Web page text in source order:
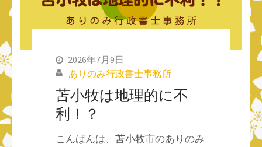
2026年7月9日
ありのみ行政書士事務所
苫小牧は地理的に不
利！？
こんばんは、苫小牧市のありのみ